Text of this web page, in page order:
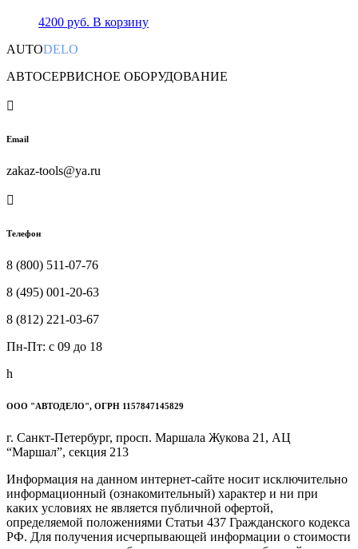
4200 руб. В корзину
AUTODELO
АВТОСЕРВИСНОЕ ОБОРУДОВАНИЕ

Email
zakaz-tools@ya.ru

Телефон
8 (800) 511-07-76
8 (495) 001-20-63
8 (812) 221-03-67
Пн-Пт: c 09 до 18
h
ООО "АВТОДЕЛО", ОГРН 1157847145829
г. Санкт-Петербург, просп. Маршала Жукова 21, АЦ
“Маршал”, секция 213
Информация на данном интернет-сайте носит исключительно
информационный (ознакомительный) характер и ни при
каких условиях не является публичной офертой,
определяемой положениями Статьи 437 Гражданского кодекса
РФ. Для получения исчерпывающей информации о стоимости